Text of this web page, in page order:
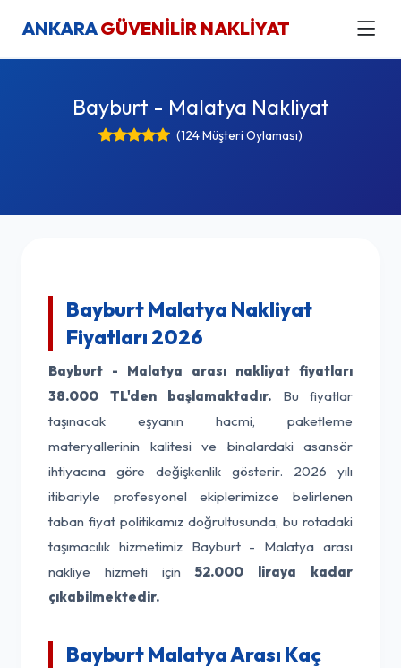
ANKARAGÜVENİLİR NAKLİYAT
Bayburt - Malatya Nakliyat
(124 Müşteri Oylaması)
Bayburt Malatya Nakliyat
Fiyatları 2026
Bayburt - Malatya arası nakliyat fiyatları
38.000 TL'den başlamaktadır. Bu fiyatlar
taşınacak eşyanın hacmi, paketleme
materyallerinin kalitesi ve binalardaki asansör
ihtiyacına göre değişkenlik gösterir. 2026 yılı
itibariyle profesyonel ekiplerimizce belirlenen
taban fiyat politikamız doğrultusunda, bu rotadaki
taşımacılık hizmetimiz Bayburt - Malatya arası
nakliye hizmeti için52.000 liraya kadar
çıkabilmektedir.
Bayburt Malatya Arası Kaç